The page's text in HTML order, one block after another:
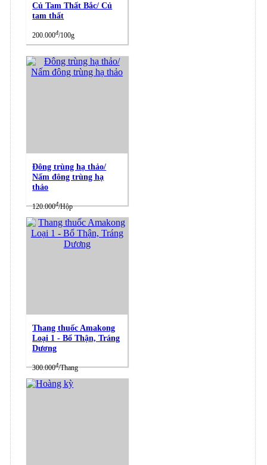
Củ Tam Thất Bắc/ Củ
tam thất
200.000đ/100g
Đông trùng hạ thảo/
Nấm đông trùng hạ
thảo
120.000đ/Hộp
Thang thuốc Amakong
Loại 1 - Bổ Thận, Tráng
Dương
300.000đ/Thang